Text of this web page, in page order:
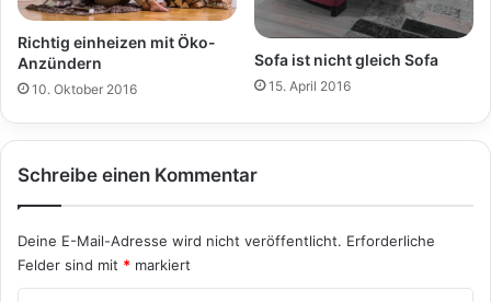
Richtig einheizen mit Öko-
Anzündern
10. Oktober 2016
Sofa ist nicht gleich Sofa
15. April 2016
Schreibe einen Kommentar
Deine E-Mail-Adresse wird nicht veröffentlicht. Erforderliche
Felder sind mit * markiert